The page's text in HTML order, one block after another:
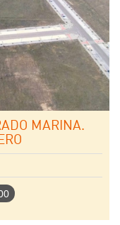
MARINA.